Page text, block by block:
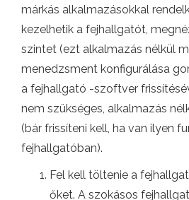
márkás alkalmazásokkal
kezelhetik a fejhallgatót,
szintet (ezt alkalmazás nélkül
menedzsment konfigurálása
a fejhallgató -szoftver
nem szükséges, alkalmazás
(bár frissíteni kell, ha van ilyen
fejhallgatóban).
Fel kell töltenie a
őket. A szokásos